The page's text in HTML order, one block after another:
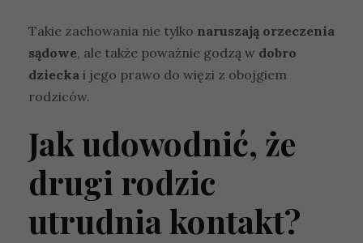
Takie zachowania nie tylko naruszają orzeczenia
sądowe, ale także poważnie godzą w dobro
dziecka i jego prawo do więzi z obojgiem
rodziców.
Jak udowodnić, że
drugi rodzic
utrudnia kontakt?